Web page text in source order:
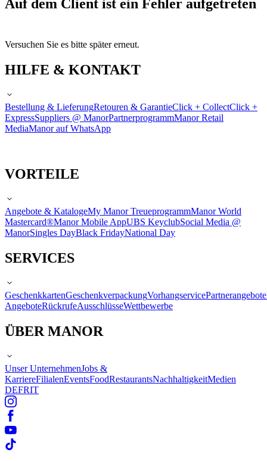
Auf dem Client ist ein Fehler aufgetreten
Versuchen Sie es bitte später erneut.
HILFE & KONTAKT
Bestellung & LieferungRetouren & GarantieClick + CollectClick +
ExpressSuppliers @ ManorPartnerprogrammManor Retail
MediaManor auf WhatsApp
VORTEILE
Angebote & KatalogeMy Manor TreueprogrammManor World
Mastercard®Manor Mobile AppUBS KeyclubSocial Media @
ManorSingles DayBlack FridayNational Day
SERVICES
GeschenkkartenGeschenkverpackungVorhangservicePartnerangebote
AngeboteRückrufeAusschlüsseWettbewerbe
ÜBER MANOR
Unser UnternehmenJobs &
KarriereFilialenEventsFoodRestaurantsNachhaltigkeitMedien
DEFRIT